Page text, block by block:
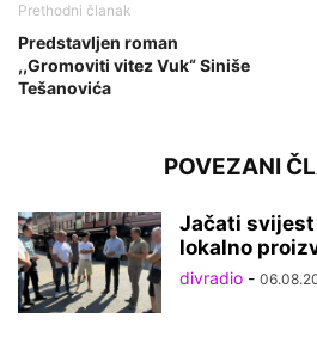
Prethodni članak
Predstavljen roman
,,Gromoviti vitez Vuk“ Siniše
Tešanovića
POVEZANI
Jačati
lokalno
divradio -